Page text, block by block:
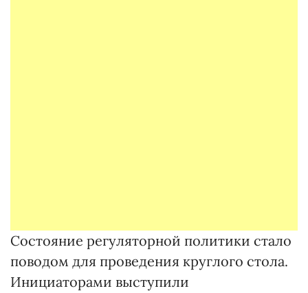
Состояние регуляторной политики стало
поводом для проведения круглого стола.
Инициаторами выступили